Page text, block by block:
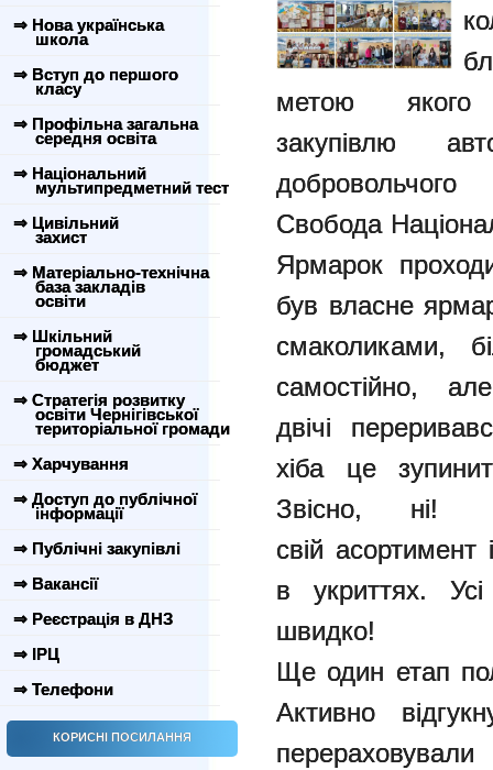
⇒ Нова українська
школа
⇒ Вступ до першого
класу
⇒ Профільна загальна
середня освіта
⇒ Національний
мультипредметний тест
⇒ Цивільний
захист
⇒ Матеріально-технічна
база закладів
освіти
⇒ Шкільний
громадський
бюджет
⇒ Стратегія розвитку
освіти Чернігівської
територіальної громади
⇒ Харчування
⇒ Доступ до публічної
інформації
⇒ Публічні закупівлі
⇒ Вакансії
⇒ Реєстрація в ДНЗ
⇒ ІРЦ
⇒ Телефони
КОРИСНІ ПОСИЛАННЯ
метою
закупівлю
Свобода
Ярмарок
був власне
смаколиками,
самостійно,
двічі
хіба це
Звісно, ні!
свій асортимент
в укриттях.
швидко!
Ще один етап
Активно